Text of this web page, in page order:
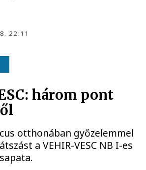
22:11
három pont
otthonában győzelemmel
a VEHIR-VESC NB I-es